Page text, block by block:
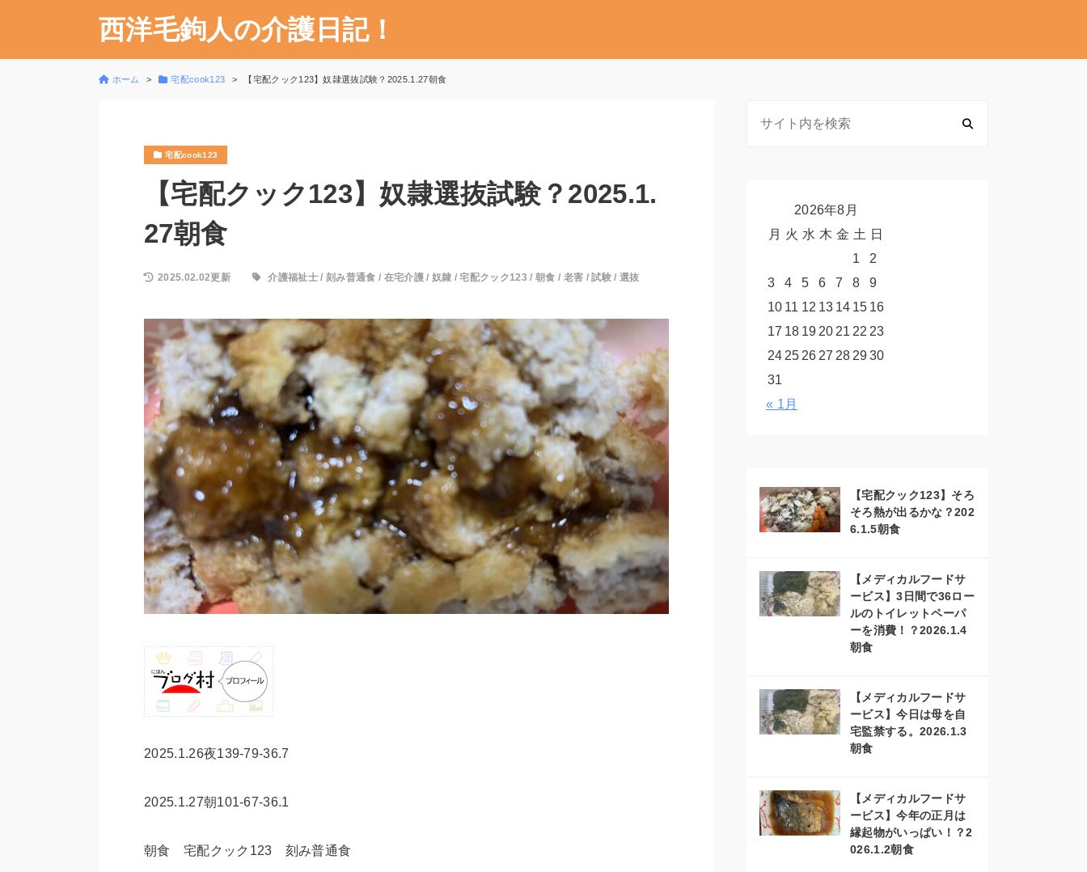
西洋毛鉤人の介護日記！
ホーム 宅配cook123 【宅配クック123】奴隷選抜試験？2025.1.27朝食
宅配cook123
【宅配クック123】奴隷選抜試験？2025.1.
27朝食
2025.02.02更新 介護福祉士 /刻み普通食 / 在宅介護/ 奴隷 /宅配クック123 / 朝食 / 老害 /試験/ 選抜
2025.1.26夜139-79-36.7
2025.1.27朝101-67-36.1
朝食 宅配クック123 刻み普通食
2026年8月
月 火 水 木 金 土 日
1
2
3
4 5 6 7 8
9
10 11 12 13 14 15 16
17 18 19 20 21 22 23
24 25 26 27 28 2930
31
« 1月
【宅配クック123】そろ
そろ熱が出るかな？202
6.1.5朝食
【メディカルフードサ
ービス】3日間で36ロー
ルのトイレットペーパ
ーを消費！？2026.1.4
朝食
【メディカルフードサ
ービス】今日は母を自
宅監禁する。2026.1.3
朝食
【メディカルフードサ
ービス】今年の正月は
縁起物がいっぱい！？2
026.1.2朝食